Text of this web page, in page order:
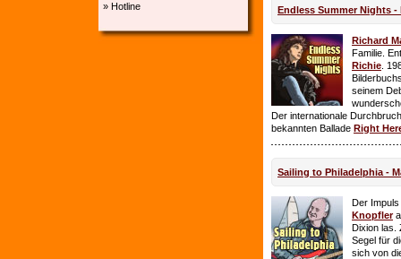
» Hotline
Endless Summer Nights -
Richard
Familie.
Richie .
seinem
Der internationale
bekannten Ballade Right
Sailing to Philadelphia -
Der
Knopfler
Dixion las.
Segel für
sich von